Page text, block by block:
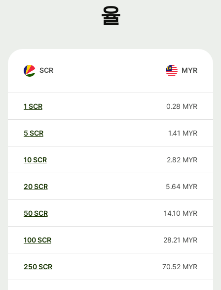
율
SCR MYR
1 SCR 0.28 MYR
5 SCR 1.41 MYR
10SCR 2.82 MYR
20SCR 5.64 MYR
50SCR 14.10 MYR
100SCR 28.21 MYR
250SCR 70.52 MYR